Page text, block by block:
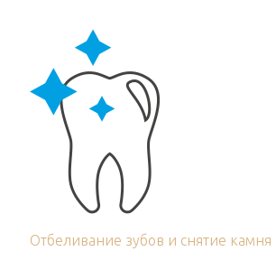
Отбеливание зубов и снятие камня